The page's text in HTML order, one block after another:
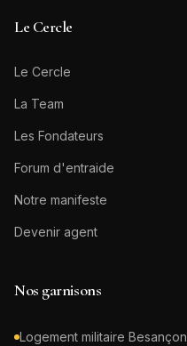
Le Cercle
Le Cercle
La Team
Les Fondateurs
Forum d'entraide
Notre manifeste
Devenir agent
Nos garnisons
Logement militaire Besançon